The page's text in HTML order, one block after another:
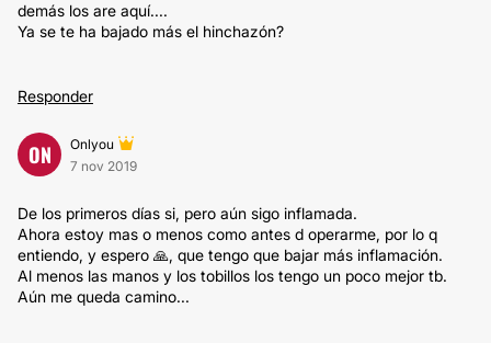
demás los are aquí....
Ya se te ha bajado más el hinchazón?
Responder
ON
Onlyou
7 nov 2019
De los primeros días si, pero aún sigo inflamada.
Ahora estoy mas o menos como antes d operarme, por lo q
entiendo, y espero 🙏, que tengo que bajar más inflamación.
Al menos las manos y los tobillos los tengo un poco mejor tb.
Aún me queda camino...